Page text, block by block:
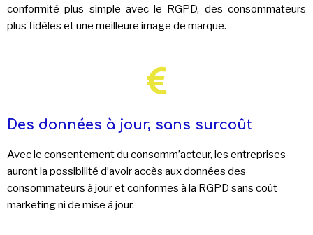
conformité plus simple avec le RGPD, des consommateurs
plus fidèles et une meilleure image de marque.
Des données à jour, sans surcoût
Avec le consentement du consomm’acteur, les entreprises
auront la possibilité d’avoir accès aux données des
consommateurs à jour et conformes à la RGPD sans coût
marketing ni de mise à jour.